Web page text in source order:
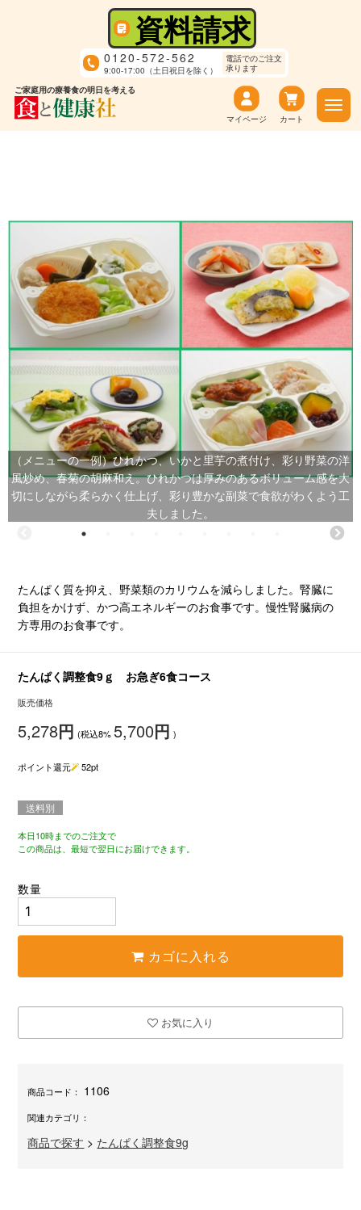
ご家庭用の療養食の明日を考える
資料請求
0120-572-562
9:00-17:00（土日祝日を除く）
電話でのご注文
承ります
マイページ カート
（メニューの一例）ひれかつ、いかと里芋の煮付け、彩り野菜の洋
風炒め、春菊の胡麻和え。ひれかつは厚みのあるボリューム感を大
切にしながら柔らかく仕上げ、彩り豊かな副菜で食欲がわくよう工
夫しました。
たんぱく質を抑え、野菜類のカリウムを減らしました。腎臓に
負担をかけず、かつ高エネルギーのお食事です。慢性腎臓病の
方専用のお食事です。
たんぱく調整食9ｇ お急ぎ6食コース
販売価格
5,278円 (税込8%5,700円 )
ポイント還元 52pt
送料別
本日10時までのご注文で
この商品は、最短で翌日にお届けできます。
数量
カゴに入れる
お気に入り
商品コード： 1106
関連カテゴリ：
商品で探す > たんぱく調整食9g